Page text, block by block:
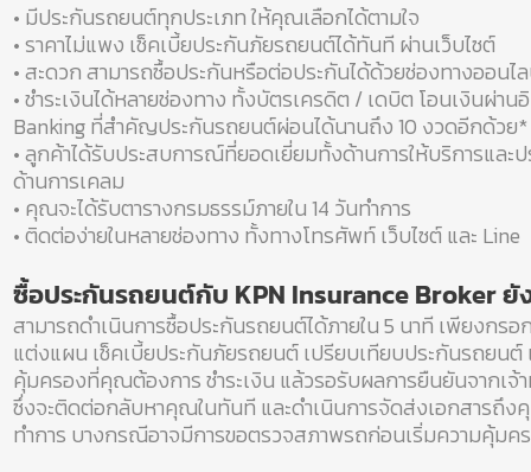
• มีประกันรถยนต์ทุกประเภท ให้คุณเลือกได้ตามใจ
• ราคาไม่แพง เช็คเบี้ยประกันภัยรถยนต์ได้ทันที ผ่านเว็บไซต์
• สะดวก สามารถซื้อประกันหรือต่อประกันได้ด้วยช่องทางออนไ
• ชำระเงินได้หลายช่องทาง ทั้งบัตรเครดิต / เดบิต โอนเงินผ่าน
Banking ที่สำคัญประกันรถยนต์ผ่อนได้นานถึง 10 งวดอีกด้วย*
• ลูกค้าได้รับประสบการณ์ที่ยอดเยี่ยมทั้งด้านการให้บริการและ
ด้านการเคลม
• คุณจะได้รับตารางกรมธรรม์ภายใน 14 วันทำการ
• ติดต่อง่ายในหลายช่องทาง ทั้งทางโทรศัพท์ เว็บไซต์ และ Line
ซื้อประกันรถยนต์กับ KPN Insurance Broker ยั
สามารถดำเนินการซื้อประกันรถยนต์ได้ภายใน 5 นาที เพียงกร
แต่งแผน เช็คเบี้ยประกันภัยรถยนต์ เปรียบเทียบประกันรถยนต์
คุ้มครองที่คุณต้องการ ชำระเงิน แล้วรอรับผลการยืนยันจากเจ้า
ซึ่งจะติดต่อกลับหาคุณในทันที และดำเนินการจัดส่งเอกสารถึง
ทำการ บางกรณีอาจมีการขอตรวจสภาพรถก่อนเริ่มความคุ้มค